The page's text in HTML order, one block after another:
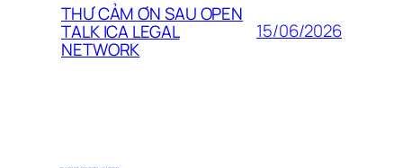
THƯ CẢM ƠN SAU OPEN
TALK ICA LEGAL
NETWORK
15/06/2026